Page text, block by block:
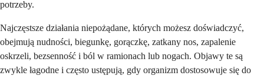
potrzeby.
Najczęstsze działania niepożądane, których możesz doświadczyć,
obejmują nudności, biegunkę, gorączkę, zatkany nos, zapalenie
oskrzeli, bezsenność i ból w ramionach lub nogach. Objawy te są
zwykle łagodne i często ustępują, gdy organizm dostosowuje się do